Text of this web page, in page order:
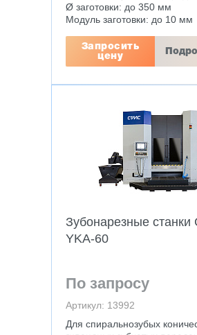
Ø заготовки: до 350 мм
Модуль заготовки: до 10 мм
Запросить
цену
Зубонарезные станки
YKA-60
По запросу
Артикул: 13992
Для спиральнозубых